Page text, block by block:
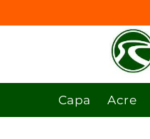
Capa Acre